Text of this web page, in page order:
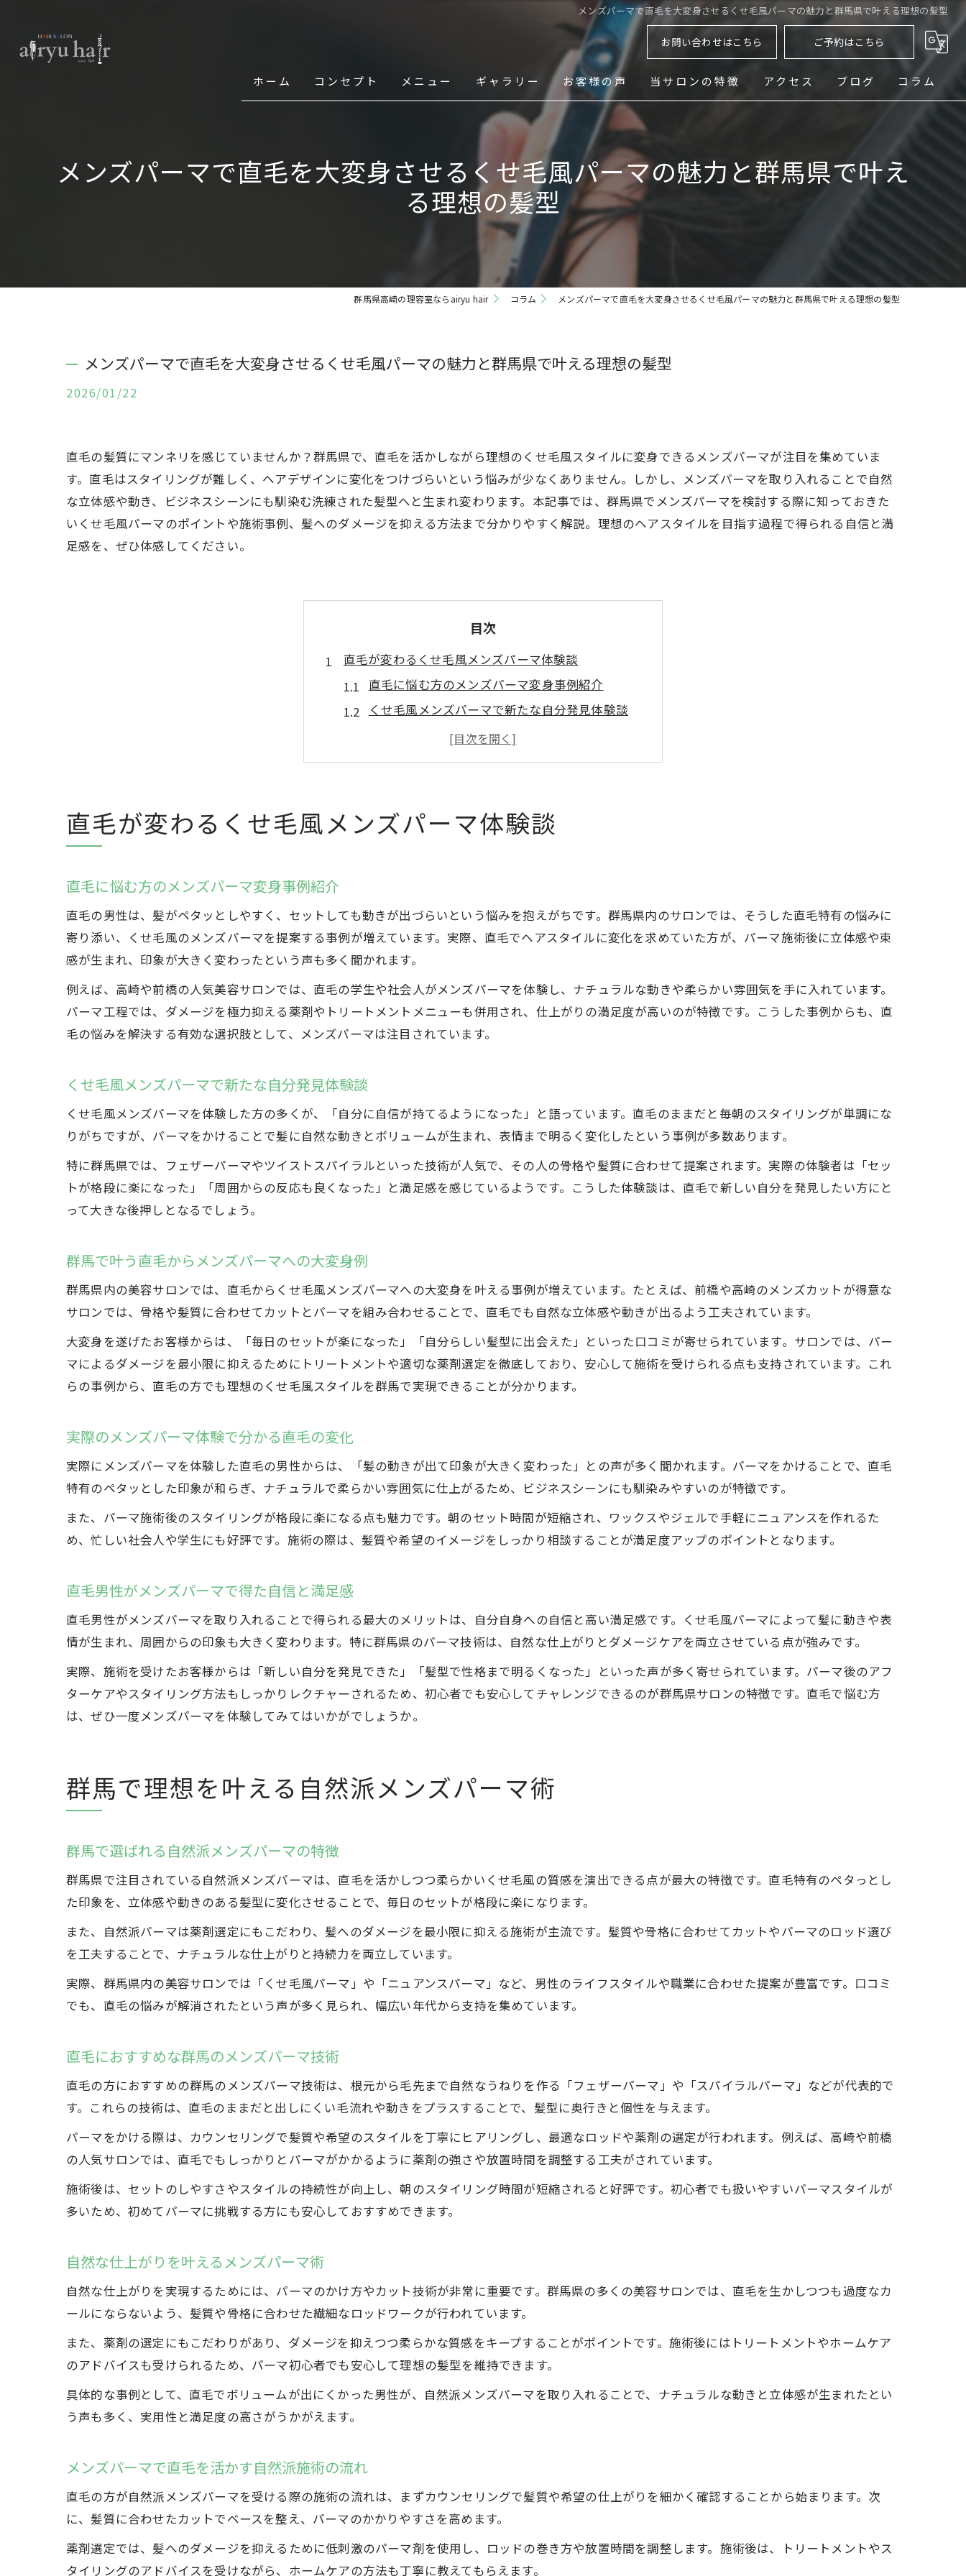
メンズパーマで直毛を大変身させるくせ毛風パーマの魅力と群馬県で叶える理想の髪型
お問い合わせはこちら ご予約はこちら
ホーム コンセプト メニュー ギャラリー お客様の声 当サロンの特徴
シェービング
アクセス ブログ コラム
メンズパーマで直毛を大変身させるくせ毛風パーマの魅力と群馬県で叶え
る理想の髪型
群馬県高崎の理容室ならairyu hair コラム メンズパーマで直毛を大変身させるくせ毛風パーマの魅力と群馬県で叶える理想の髪型
メンズパーマで直毛を大変身させるくせ毛風パーマの魅力と群馬県で叶える理想の髪型
2026/01/22
直毛の髪質にマンネリを感じていませんか？群馬県で、直毛を活かしながら理想のくせ毛風スタイルに変身できるメンズパーマが注目を集めていま
す。直毛はスタイリングが難しく、ヘアデザインに変化をつけづらいという悩みが少なくありません。しかし、メンズパーマを取り入れることで自然
な立体感や動き、ビジネスシーンにも馴染む洗練された髪型へと生まれ変わります。本記事では、群馬県でメンズパーマを検討する際に知っておきた
いくせ毛風パーマのポイントや施術事例、髪へのダメージを抑える方法まで分かりやすく解説。理想のヘアスタイルを目指す過程で得られる自信と満
足感を、ぜひ体感してください。
目次
直毛が変わるくせ毛風メンズパーマ体験談
直毛に悩む方のメンズパーマ変身事例紹介
くせ毛風メンズパーマで新たな自分発見体験談
群馬で叶う直毛からメンズパーマへの大変身例
実際のメンズパーマ体験で分かる直毛の変化
群馬で理想を叶える自然派メンズパーマ術
群馬で選ばれる自然派メンズパーマの特徴
メンズパーマで直毛を活かす自然派施術の流れ
群馬発の自然派メンズパーマ最新トレンド
メンズパーマなら直毛の悩みも自在に解決
直毛にメンズパーマをかけるメリットと注意点
くせ毛風メンズパーマで悩みを解決する方法
直毛男子にも合うメンズパーマの選び方ガイド
くせ毛風デザインで毎朝のスタイリング革命
くせ毛風メンズパーマで朝のセットが簡単に
直毛から変わるスタイリング時短のコツとは
メンズパーマで実感する毎朝のセットの楽さ
髪質改善を目指すメンズへ最新パーマ提案
直毛からくせ毛風へ髪質改善パーマの提案
メンズパーマで叶える髪質改善のポイント
髪質改善パーマの選び方とメンズパーマ活用法
最新メンズパーマで髪質の悩みを解消する方法
直毛を活かす髪質改善メンズパーマ体験談
群馬で人気の立体感メンズパーマスタイル紹介
くせ毛風パーマで作る自然なボリューム感とは
立体感重視のメンズパーマデザイン選び方ガイド
直毛を活かす群馬発メンズパーマの魅力解説
直毛が変わるくせ毛風メンズパーマ体験談
直毛に悩む方のメンズパーマ変身事例紹介
直毛の男性は、髪がペタッとしやすく、セットしても動きが出づらいという悩みを抱えがちです。群馬県内のサロンでは、そうした直毛特有の悩みに
寄り添い、くせ毛風のメンズパーマを提案する事例が増えています。実際、直毛でヘアスタイルに変化を求めていた方が、パーマ施術後に立体感や束
感が生まれ、印象が大きく変わったという声も多く聞かれます。
例えば、高崎や前橋の人気美容サロンでは、直毛の学生や社会人がメンズパーマを体験し、ナチュラルな動きや柔らかい雰囲気を手に入れています。
パーマ工程では、ダメージを極力抑える薬剤やトリートメントメニューも併用され、仕上がりの満足度が高いのが特徴です。こうした事例からも、直
毛の悩みを解決する有効な選択肢として、メンズパーマは注目されています。
くせ毛風メンズパーマで新たな自分発見体験談
くせ毛風メンズパーマを体験した方の多くが、「自分に自信が持てるようになった」と語っています。直毛のままだと毎朝のスタイリングが単調にな
りがちですが、パーマをかけることで髪に自然な動きとボリュームが生まれ、表情まで明るく変化したという事例が多数あります。
特に群馬県では、フェザーパーマやツイストスパイラルといった技術が人気で、その人の骨格や髪質に合わせて提案されます。実際の体験者は「セッ
トが格段に楽になった」「周囲からの反応も良くなった」と満足感を感じているようです。こうした体験談は、直毛で新しい自分を発見したい方にと
って大きな後押しとなるでしょう。
群馬で叶う直毛からメンズパーマへの大変身例
群馬県内の美容サロンでは、直毛からくせ毛風メンズパーマへの大変身を叶える事例が増えています。たとえば、前橋や高崎のメンズカットが得意な
サロンでは、骨格や髪質に合わせてカットとパーマを組み合わせることで、直毛でも自然な立体感や動きが出るよう工夫されています。
大変身を遂げたお客様からは、「毎日のセットが楽になった」「自分らしい髪型に出会えた」といった口コミが寄せられています。サロンでは、パー
マによるダメージを最小限に抑えるためにトリートメントや適切な薬剤選定を徹底しており、安心して施術を受けられる点も支持されています。これ
らの事例から、直毛の方でも理想のくせ毛風スタイルを群馬で実現できることが分かります。
実際のメンズパーマ体験で分かる直毛の変化
実際にメンズパーマを体験した直毛の男性からは、「髪の動きが出て印象が大きく変わった」との声が多く聞かれます。パーマをかけることで、直毛
特有のペタッとした印象が和らぎ、ナチュラルで柔らかい雰囲気に仕上がるため、ビジネスシーンにも馴染みやすいのが特徴です。
また、パーマ施術後のスタイリングが格段に楽になる点も魅力です。朝のセット時間が短縮され、ワックスやジェルで手軽にニュアンスを作れるた
め、忙しい社会人や学生にも好評です。施術の際は、髪質や希望のイメージをしっかり相談することが満足度アップのポイントとなります。
直毛男性がメンズパーマで得た自信と満足感
直毛男性がメンズパーマを取り入れることで得られる最大のメリットは、自分自身への自信と高い満足感です。くせ毛風パーマによって髪に動きや表
情が生まれ、周囲からの印象も大きく変わります。特に群馬県のパーマ技術は、自然な仕上がりとダメージケアを両立させている点が強みです。
実際、施術を受けたお客様からは「新しい自分を発見できた」「髪型で性格まで明るくなった」といった声が多く寄せられています。パーマ後のアフ
ターケアやスタイリング方法もしっかりレクチャーされるため、初心者でも安心してチャレンジできるのが群馬県サロンの特徴です。直毛で悩む方
は、ぜひ一度メンズパーマを体験してみてはいかがでしょうか。
群馬で理想を叶える自然派メンズパーマ術
群馬で選ばれる自然派メンズパーマの特徴
群馬県で注目されている自然派メンズパーマは、直毛を活かしつつ柔らかいくせ毛風の質感を演出できる点が最大の特徴です。直毛特有のペタっとし
た印象を、立体感や動きのある髪型に変化させることで、毎日のセットが格段に楽になります。
また、自然派パーマは薬剤選定にもこだわり、髪へのダメージを最小限に抑える施術が主流です。髪質や骨格に合わせてカットやパーマのロッド選び
を工夫することで、ナチュラルな仕上がりと持続力を両立しています。
実際、群馬県内の美容サロンでは「くせ毛風パーマ」や「ニュアンスパーマ」など、男性のライフスタイルや職業に合わせた提案が豊富です。口コミ
でも、直毛の悩みが解消されたという声が多く見られ、幅広い年代から支持を集めています。
直毛におすすめな群馬のメンズパーマ技術
直毛の方におすすめの群馬のメンズパーマ技術は、根元から毛先まで自然なうねりを作る「フェザーパーマ」や「スパイラルパーマ」などが代表的で
す。これらの技術は、直毛のままだと出しにくい毛流れや動きをプラスすることで、髪型に奥行きと個性を与えます。
パーマをかける際は、カウンセリングで髪質や希望のスタイルを丁寧にヒアリングし、最適なロッドや薬剤の選定が行われます。例えば、高崎や前橋
の人気サロンでは、直毛でもしっかりとパーマがかかるように薬剤の強さや放置時間を調整する工夫がされています。
施術後は、セットのしやすさやスタイルの持続性が向上し、朝のスタイリング時間が短縮されると好評です。初心者でも扱いやすいパーマスタイルが
多いため、初めてパーマに挑戦する方にも安心しておすすめできます。
自然な仕上がりを叶えるメンズパーマ術
自然な仕上がりを実現するためには、パーマのかけ方やカット技術が非常に重要です。群馬県の多くの美容サロンでは、直毛を生かしつつも過度なカ
ールにならないよう、髪質や骨格に合わせた繊細なロッドワークが行われています。
また、薬剤の選定にもこだわりがあり、ダメージを抑えつつ柔らかな質感をキープすることがポイントです。施術後にはトリートメントやホームケア
のアドバイスも受けられるため、パーマ初心者でも安心して理想の髪型を維持できます。
具体的な事例として、直毛でボリュームが出にくかった男性が、自然派メンズパーマを取り入れることで、ナチュラルな動きと立体感が生まれたとい
う声も多く、実用性と満足度の高さがうかがえます。
メンズパーマで直毛を活かす自然派施術の流れ
直毛の方が自然派メンズパーマを受ける際の施術の流れは、まずカウンセリングで髪質や希望の仕上がりを細かく確認することから始まります。次
に、髪質に合わせたカットでベースを整え、パーマのかかりやすさを高めます。
薬剤選定では、髪へのダメージを抑えるために低刺激のパーマ剤を使用し、ロッドの巻き方や放置時間を調整します。施術後は、トリートメントやス
タイリングのアドバイスを受けながら、ホームケアの方法も丁寧に教えてもらえます。